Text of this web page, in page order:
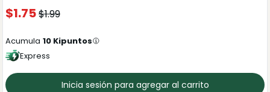
$1.75$1.99
Acumula 10 Kipuntos
Express
Inicia sesión para agregar al carrito